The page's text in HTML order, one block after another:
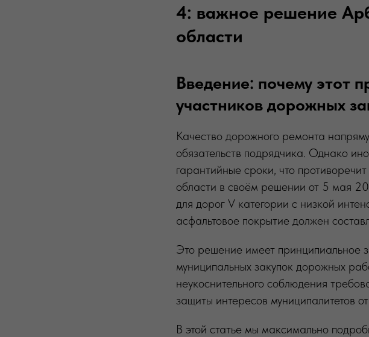
4: важное решение
области
Введение: почему этот
участников дорожных
Качество дорожного ремонта
обязательств подрядчика. Однако
гарантийные сроки, что
области в своём решении от 5 мая
для дорог V категории с низкой
асфальтовое покрытие должен
Это решение имеет принципиальное
муниципальных закупок дорожных
неукоснительного соблюдения
защиты интересов муниципалитетов
В этой статье мы максимально